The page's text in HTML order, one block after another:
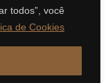
todos”, você
de Cookies